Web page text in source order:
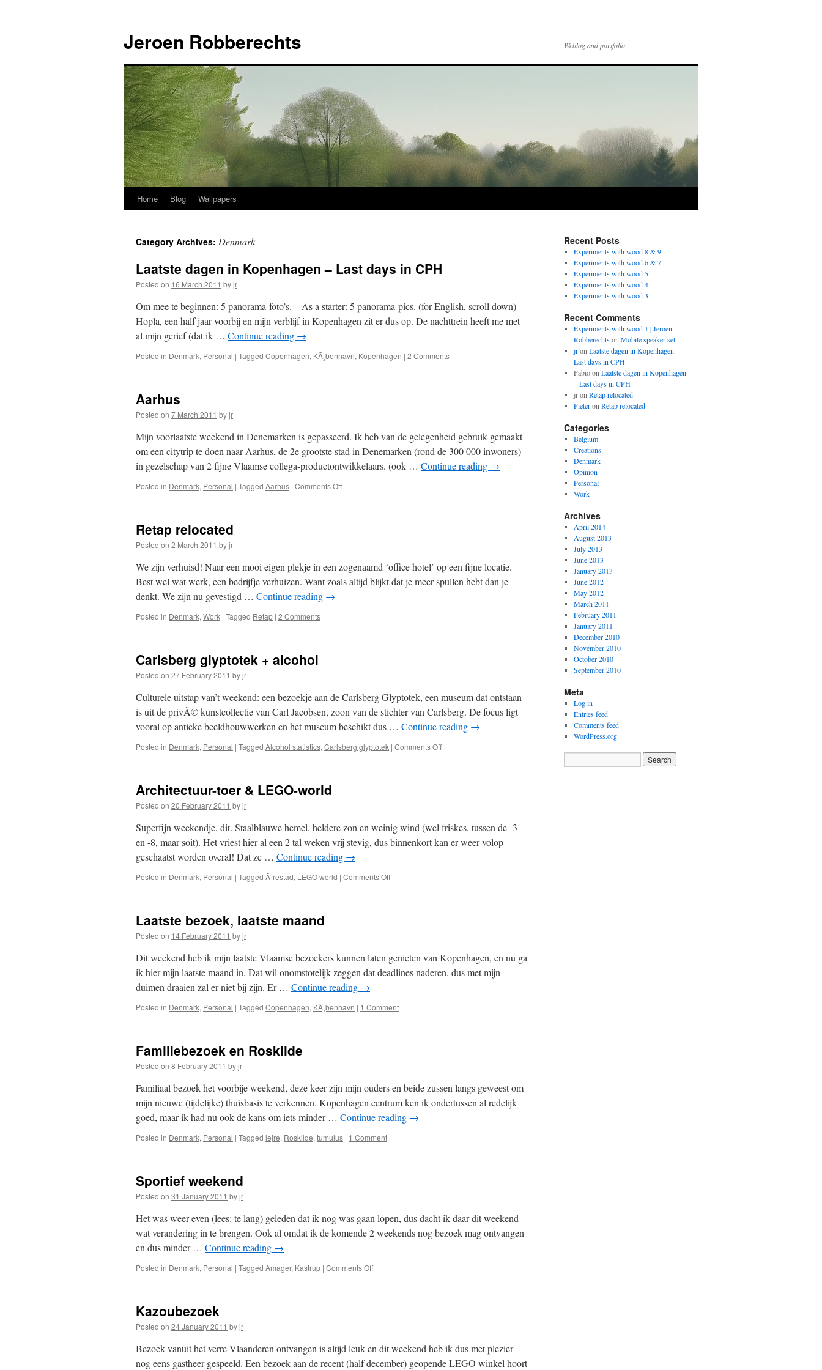
Jeroen Robberechts Weblog and portfolio
Skip
content
Home Blog Wallpapers
Category Archives: Denmark
Laatste dagen in Kopenhagen – Last days in CPH
Posted on 16 March 2011 byjr
Om mee te beginnen: 5 panorama-foto’s. – As a starter: 5 panorama-pics. (for English, scroll down)
Hopla, een half jaar voorbij en mijn verblijf in Kopenhagen zit er dus op. De nachttrein heeft me met
al mijn gerief (dat ik … Continue reading →
Posted in Denmark, Personal | Tagged Copenhagen, KÃ¸benhavn, Kopenhagen | 2 Comments
Aarhus
Posted on 7 March 2011 byjr
Mijn voorlaatste weekend in Denemarken is gepasseerd. Ik heb van de gelegenheid gebruik gemaakt
om een citytrip te doen naar Aarhus, de 2e grootste stad in Denemarken (rond de 300 000 inwoners)
in gezelschap van 2 fijne Vlaamse collega-productontwikkelaars. (ook … Continue reading →
Posted in Denmark, Personal | Tagged Aarhus | Comments Offon
Retap relocated
Posted on 2 March 2011 byjr
We zijn verhuisd! Naar een mooi eigen plekje in een zogenaamd ‘office hotel’ op een fijne locatie.
Best wel wat werk, een bedrijfje verhuizen. Want zoals altijd blijkt dat je meer spullen hebt dan je
denkt. We zijn nu gevestigd … Continue reading →
Posted in Denmark, Work | Tagged Retap | 2 Comments
Carlsberg glyptotek + alcohol
Posted on 27 February 2011 byjr
Culturele uitstap van’t weekend: een bezoekje aan de Carlsberg Glyptotek, een museum dat ontstaan
is uit de privÃ© kunstcollectie van Carl Jacobsen, zoon van de stichter van Carlsberg. De focus ligt
vooral op antieke beeldhouwwerken en het museum beschikt dus … Continue reading →
Posted in Denmark, Personal | Tagged Alcohol statistics, Carlsberg glyptotek | Comments Offon
Architectuur-toer & LEGO-world
Posted on 20 February 2011 byjr
Superfijn weekendje, dit. Staalblauwe hemel, heldere zon en weinig wind (wel friskes, tussen de -3
en -8, maar soit). Het vriest hier al een 2 tal weken vrij stevig, dus binnenkort kan er weer volop
geschaatst worden overal! Dat ze … Continue reading →
Posted in Denmark, Personal | Tagged Ã˜restad, LEGO world | Comments Offon
Laatste bezoek, laatste maand
Posted on 14 February 2011 byjr
Dit weekend heb ik mijn laatste Vlaamse bezoekers kunnen laten genieten van Kopenhagen, en nu ga
ik hier mijn laatste maand in. Dat wil onomstotelijk zeggen dat deadlines naderen, dus met mijn
duimen draaien zal er niet bij zijn. Er … Continue reading →
Posted in Denmark, Personal | Tagged Copenhagen, KÃ¸benhavn | 1 Comment
Familiebezoek en Roskilde
Posted on 8 February 2011 byjr
Familiaal bezoek het voorbije weekend, deze keer zijn mijn ouders en beide zussen langs geweest om
mijn nieuwe (tijdelijke) thuisbasis te verkennen. Kopenhagen centrum ken ik ondertussen al redelijk
goed, maar ik had nu ook de kans om iets minder … Continue reading →
Posted in Denmark, Personal | Tagged lejre, Roskilde, tumulus | 1 Comment
Sportief weekend
Posted on 31 January 2011 byjr
Het was weer even (lees: te lang) geleden dat ik nog was gaan lopen, dus dacht ik daar dit weekend
wat verandering in te brengen. Ook al omdat ik de komende 2 weekends nog bezoek mag ontvangen
en dus minder … Continue reading →
Posted in Denmark, Personal | Tagged Amager, Kastrup | Comments Offon
Kazoubezoek
Posted on 24 January 2011 byjr
Bezoek vanuit het verre Vlaanderen ontvangen is altijd leuk en dit weekend heb ik dus met plezier
nog eens gastheer gespeeld. Een bezoek aan de recent (half december) geopende LEGO winkel hoort
Recent Posts
Experiments with wood 8 & 9
Experiments with wood 6 & 7
Experiments with wood 5
Experiments with wood 4
Experiments with wood 3
Recent Comments
Experiments with wood 1 | Jeroen
Robberechtson Mobile speaker set
jron Laatste dagen in Kopenhagen –
Last days in CPH
Fabioon Laatste dagen in Kopenhagen
– Last days in CPH
jron Retap relocated
Pieteron Retap relocated
Categories
Belgium
Creations
Denmark
Opinion
Personal
Work
Archives
April 2014
August 2013
July 2013
June 2013
January 2013
June 2012
May 2012
March 2011
February 2011
January 2011
December 2010
November 2010
October 2010
September 2010
Meta
Log in
Entries feed
Comments feed
WordPress.org